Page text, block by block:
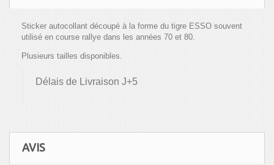
Sticker autocollant découpé à la forme du tigre ESSO souvent
utilisé en course rallye dans les années 70 et 80.
Plusieurs tailles disponibles.
Délais de Livraison J+5
AVIS